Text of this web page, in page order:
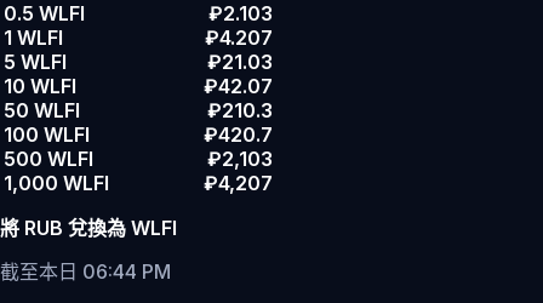
0.5 WLFI
₽2.103
1 WLFI
₽4.207
5 WLFI
₽21.03
10 WLFI
₽42.07
50 WLFI
₽210.3
100 WLFI
₽420.7
500 WLFI
₽2,103
1,000 WLFI
₽4,207
將 RUB 兌換為 WLFI
截至本日 06:44 PM